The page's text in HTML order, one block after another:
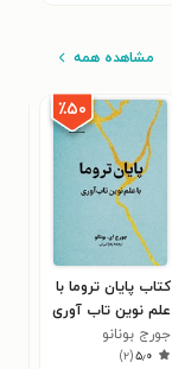
مشاهده همه
٪۵۰
کتاب پایان تروما با
علم نوین تاب آوری
جورج بونانو
۵٫۰(۲)